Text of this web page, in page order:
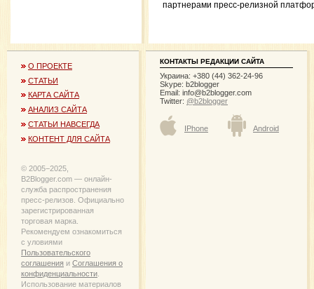
партнерами пресс-релизной
О ПРОЕКТЕ
СТАТЬИ
КАРТА САЙТА
АНАЛИЗ САЙТА
СТАТЬИ НАВСЕГДА
КОНТЕНТ ДЛЯ САЙТА
© 2005−2025,
B2Blogger.com — онлайн-
служба распространения
пресс-релизов. Официально
зарегистрированная
торговая марка.
Рекомендуем ознакомиться
с уловиями
Пользовательского
соглашения и Соглашения о
конфиденциальности
Использование материалов
КОНТАКТЫ РЕДАКЦИИ САЙТА
Украина: +380 (44) 362-24-96
Skype: b2blogger
Email: info@b2blogger.com
Twitter: @b2blogger
IPhone Android